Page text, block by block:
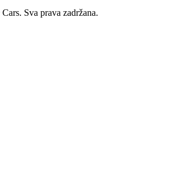
Sva prava zadržana.